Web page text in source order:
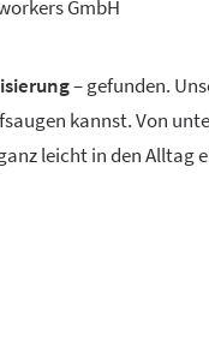
GmbH
– gefunden.
kannst. Von
leicht in den